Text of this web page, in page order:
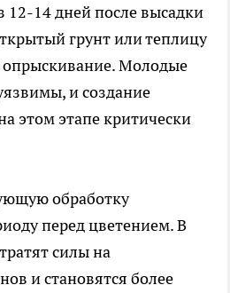
12-14 дней после высадки
грунт или теплицу
опрыскивание. Молодые
и создание
этом этапе критически
обработку
перед цветением. В
силы на
и становятся более